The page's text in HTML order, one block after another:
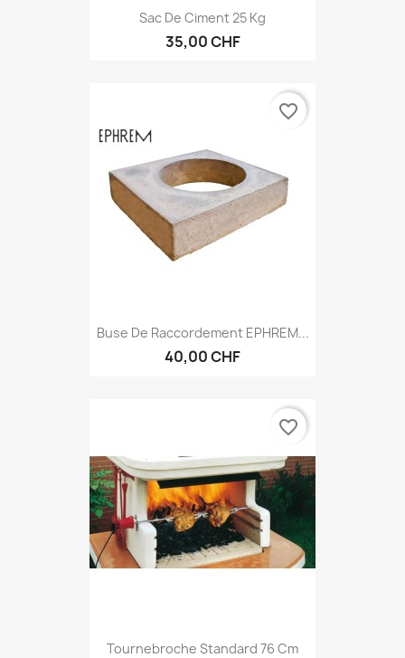
Sac De Ciment 25 Kg
35,00 CHF
Buse De Raccordement EPHREM...
40,00 CHF
favorite_border
Tournebroche Standard 76 Cm
favorite_border